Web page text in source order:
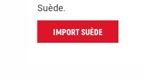
Suède.
IMPORT SUÈDE